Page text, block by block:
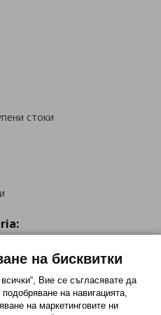
стоки
на бисквитки
Вие се съгласявате да
на навигацията,
на маркетинговите ни